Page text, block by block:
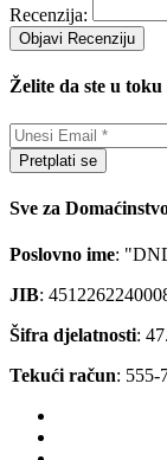
Recenzija:
Objavi Recenziju
Želite da ste u
Pretplati se
Sve za
Poslovno ime:
JIB:
Šifra djelatnosti:
Tekući račun: 555-